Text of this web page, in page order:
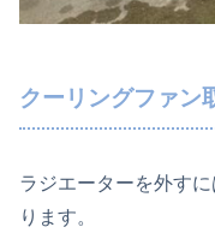
クーリングファン
ラジエーターを外す
ります。